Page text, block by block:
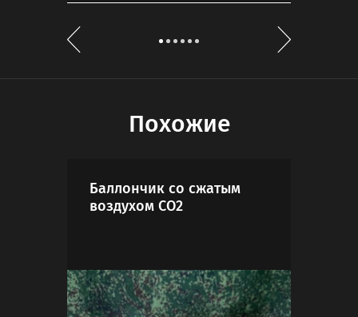
Похожие
Баллончик со сжатым
воздухом СО2